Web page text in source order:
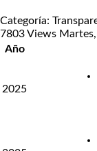
Categoría:
7803 Views
Año
2025